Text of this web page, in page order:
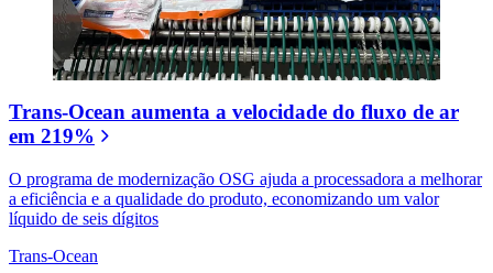
Trans-Ocean aumenta a velocidade do fluxo de ar
em 219%
O programa de modernização OSG ajuda a processadora a melhorar
a eficiência e a qualidade do produto, economizando um valor
líquido de seis dígitos
Trans-Ocean